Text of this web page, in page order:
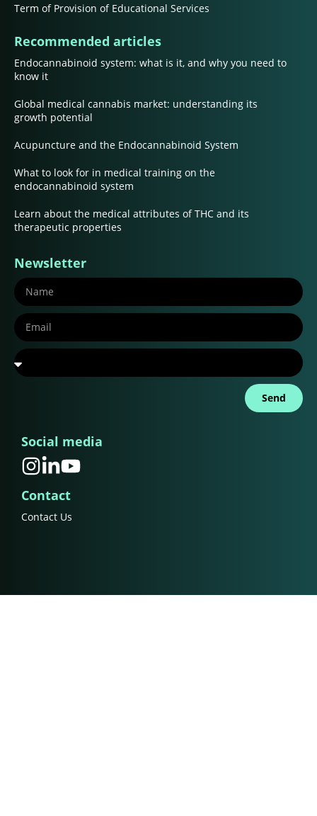
Term of Provision of Educational Services
Recommended articles
Endocannabinoid system: what is it, and why you need to
know it
Global medical cannabis market: understanding its
growth potential
Acupuncture and the Endocannabinoid System
What to look for in medical training on the
endocannabinoid system
Learn about the medical attributes of THC and its
therapeutic properties
Newsletter
Send
Social media
Contact
Contact Us